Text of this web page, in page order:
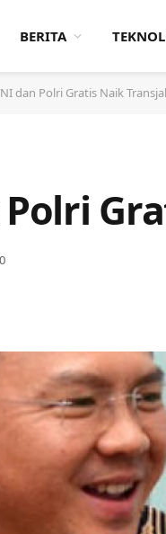
BERITA
dan Polri Gratis Naik
0